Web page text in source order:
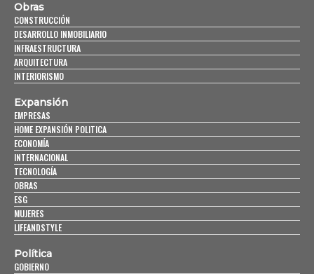
Obras
CONSTRUCCIÓN
DESARROLLO INMOBILIARIO
INFRAESTRUCTURA
ARQUITECTURA
INTERIORISMO
Expansión
EMPRESAS
HOME EXPANSIÓN POLITICA
ECONOMÍA
INTERNACIONAL
TECNOLOGÍA
OBRAS
ESG
MUJERES
LIFEANDSTYLE
Política
GOBIERNO